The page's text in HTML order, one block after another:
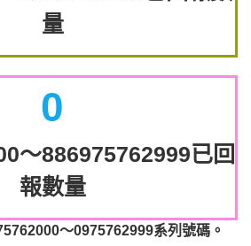
量
0
～886975762999已回
報數量
～0975762999系列號碼。